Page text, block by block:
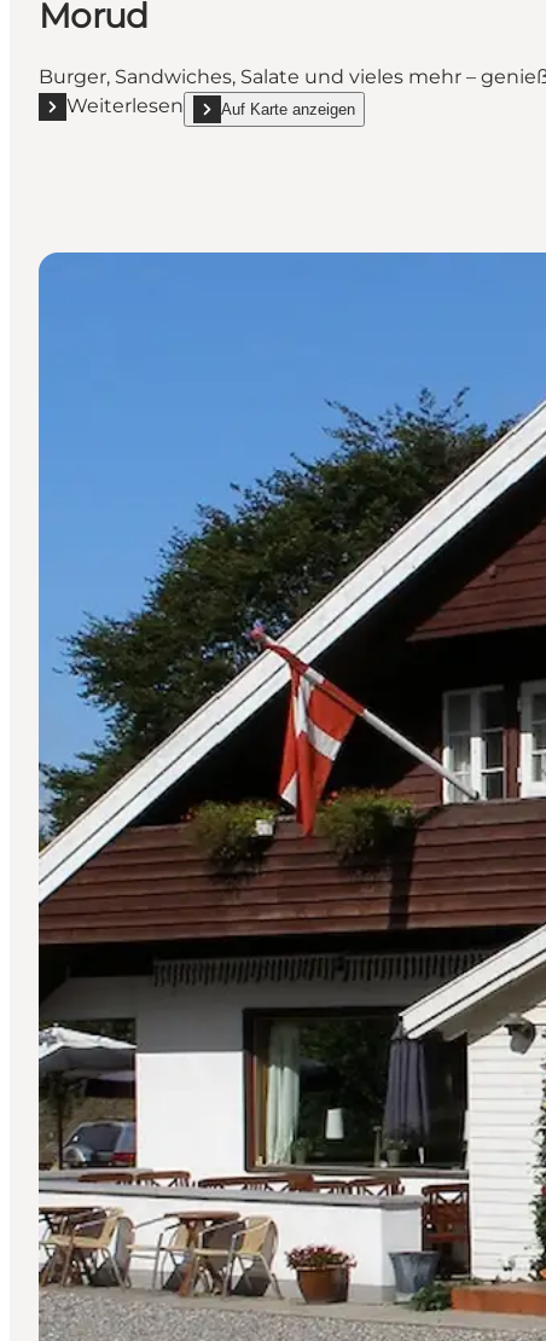
Morud
Burger, Sandwiches, Salate und vieles mehr –
Weiterlesen
Mehr erfahren "Café Victoria Douglashuset, Morud"
Auf Karte anzeigen
show Café Victoria Douglashuset, Morud on_map